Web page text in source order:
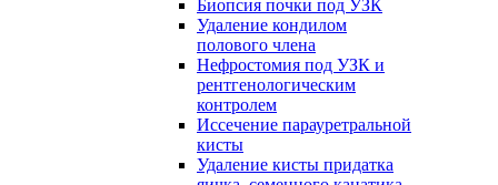
Биопсия почки под УЗК
Удаление кондилом
полового члена
Нефростомия под УЗК и
рентгенологическим
контролем
Иссечение парауретральной
кисты
Удаление кисты придатка